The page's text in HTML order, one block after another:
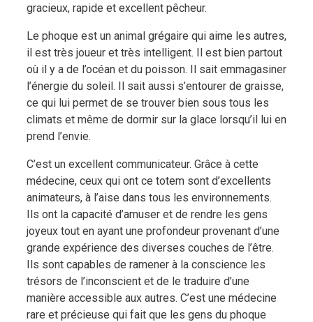
gracieux, rapide et excellent pêcheur.
Le phoque est un animal grégaire qui aime les autres,
il est très joueur et très intelligent. Il est bien partout
où il y a de l’océan et du poisson. Il sait emmagasiner
l’énergie du soleil. Il sait aussi s’entourer de graisse,
ce qui lui permet de se trouver bien sous tous les
climats et même de dormir sur la glace lorsqu’il lui en
prend l’envie.
C’est un excellent communicateur. Grâce à cette
méde­cine, ceux qui ont ce totem sont d’excellents
animateurs, à l’aise dans tous les environnements.
Ils ont la capacité d’amuser et de rendre les gens
joyeux tout en ayant une profondeur provenant d’une
grande expérience des di­verses couches de l’être.
Ils sont capables de ramener à la conscience les
trésors de l’inconscient et de le traduire d’une
manière accessible aux autres. C’est une médecine
rare et précieuse qui fait que les gens du phoque